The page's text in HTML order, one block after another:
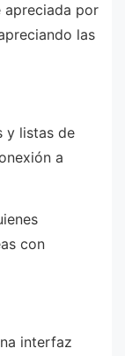
apreciada por
las
y listas de
a
con
interfaz